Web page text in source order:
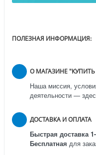
ПОЛЕЗНАЯ ИНФОРМАЦИЯ:
О МАГАЗИНЕ
Наша миссия,
деятельности —
ДОСТАВКА И ОПЛАТА
Быстрая доставка
Бесплатная для